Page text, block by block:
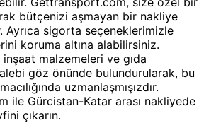
bütçenizi aşmayan bir nakliye
Ayrıca sigorta seçeneklerimizle
koruma altına alabilirsiniz.
inşaat malzemeleri ve gıda
göz önünde bulundurularak, bu
uzmanlaşmışızdır.
ile Gürcistan-Katar arası nakliyede
çıkarın.